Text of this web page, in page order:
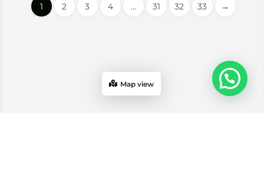
1 2 3 4 ... 31 32 33 →
Map view